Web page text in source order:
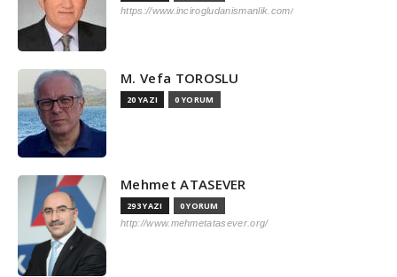
https://www.incirogludanismanlik.com/
M. Vefa TOROSLU
20 YAZI 0 YORUM
Mehmet ATASEVER
293 YAZI 0 YORUM
http://www.mehmetatasever.org/